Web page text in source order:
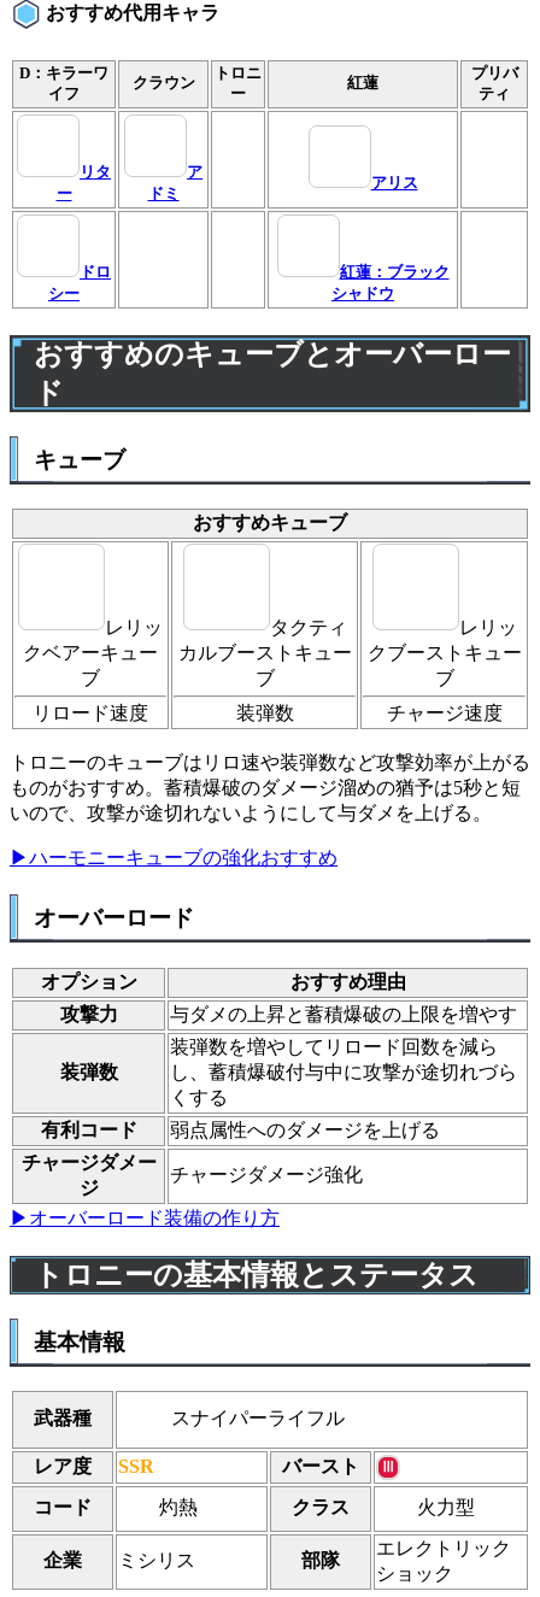
おすすめ代用キャラ
D：キラーワ
イフ
クラウン
トロニ
ー
紅蓮
プリバ
ティ
リタ
ー
ア
ドミ
アリス
ドロ
シー
紅蓮：ブラック
シャドウ
おすすめのキューブとオーバーロー
ド
キューブ
おすすめキューブ
レリッ
クベアーキュー
ブ
リロード速度
タクティ
カルブーストキュー
ブ
装弾数
レリッ
クブーストキュー
ブ
チャージ速度
トロニーのキューブはリロ速や装弾数など攻撃効率が上がる
ものがおすすめ。蓄積爆破のダメージ溜めの猶予は5秒と短
いので、攻撃が途切れないようにして与ダメを上げる。
▶ハーモニーキューブの強化おすすめ
オーバーロード
オプション
おすすめ理由
攻撃力
与ダメの上昇と蓄積爆破の上限を増やす
装弾数
装弾数を増やしてリロード回数を減ら
し、蓄積爆破付与中に攻撃が途切れづら
くする
有利コード
弱点属性へのダメージを上げる
チャージダメー
ジ
チャージダメージ強化
▶オーバーロード装備の作り方
トロニーの基本情報とステータス
基本情報
武器種 スナイパーライフル
レア度 SSR バースト
コード 灼熱 クラス 火力型
企業 ミシリス 部隊
エレクトリック
ショック